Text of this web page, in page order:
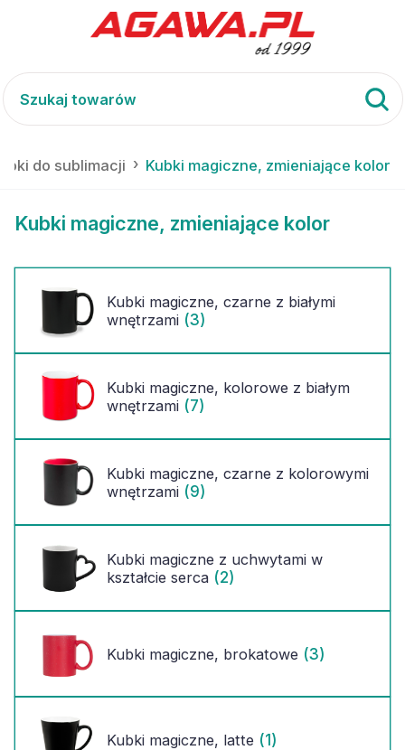
do sublimacji Kubki magiczne, zmieniające kolor
Kubki magiczne, zmieniające kolor
Kubki magiczne, czarne z białymi
wnętrzami (3)
Kubki magiczne, kolorowe z białym
wnętrzami (7)
Kubki magiczne, czarne z kolorowymi
wnętrzami (9)
Kubki magiczne z uchwytami w
kształcie serca (2)
Kubki magiczne, brokatowe (3)
Kubki magiczne, latte (1)